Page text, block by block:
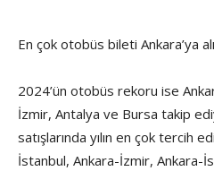
En çok otobüs bileti Ankara’ya
2024’ün otobüs rekoru ise
İzmir, Antalya ve Bursa takip
satışlarında yılın en çok tercih
İstanbul, Ankara-İzmir, Ankara-